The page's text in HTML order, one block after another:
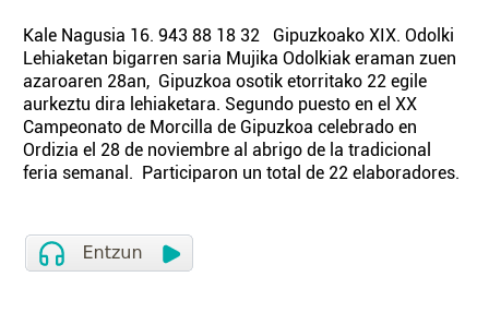
Kale Nagusia 16. 943 88 18 32 Gipuzkoako XIX. Odolki
Lehiaketan bigarren saria Mujika Odolkiak eraman zuen
azaroaren 28an, Gipuzkoa osotik etorritako 22 egile
aurkeztu dira lehiaketara. Segundo puesto en el XX
Campeonato de Morcilla de Gipuzkoa celebrado en
Ordizia el 28 de noviembre al abrigo de la tradicional
feria semanal. Participaron un total de 22 elaboradores.